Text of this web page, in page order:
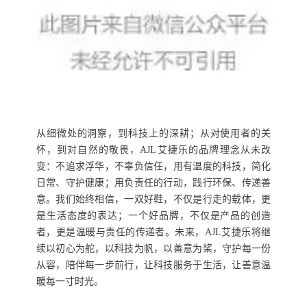
从细微处的洞察，到科技上的深耕；从对使用者的关
怀，到对自然的敬畏，AJL艾捷乐的品牌理念从未改
变：不追求浮华，不辜负信任，用有温度的科技，简化
日常、守护健康；用负责任的行动，践行环保、传递善
意。我们始终相信，一双好鞋，不仅是行走的载体，更
是生活态度的表达；一个好品牌，不仅是产品的创造
者，更是温暖与责任的传递者。未来，AJL艾捷乐将继
续以初心为舵，以科技为帆，以善意为桨，守护每一份
从容，陪伴每一步前行，让科技服务于生活，让善意温
暖每一寸时光。